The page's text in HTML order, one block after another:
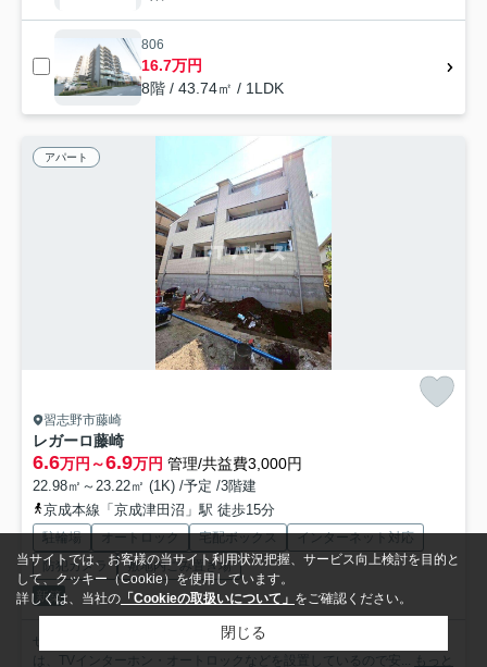
806
16.7万円
8階 / 43.74㎡ / 1LDK
アパート
習志野市藤崎
レガーロ藤崎
6.6万円～6.9万円 管理/共益費3,000円
22.98㎡～23.22㎡ (1K) /予定 /3階建
京成本線「京成津田沼」駅 徒歩15分
駐輪場 オートロック 宅配ボックス
インターネット対応
防犯カメラ
敷地内ごみ置き場
新築
ぜひ一度見ていただきたい、「レガーロ藤崎」です。セキュリティ面
は、TVインターホン・オートロックなどを設置しているので安...
もっと
当サイトでは、お客様の当サイト利用状況把握、サービス向上検討を目的と
して、クッキー（Cookie）を使用しています。
詳しくは、当社の 「Cookieの取扱いについて」 をご確認ください。
閉じる